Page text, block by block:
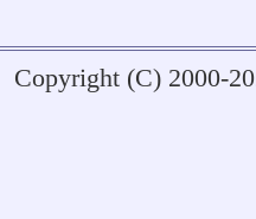
Copyright (C) 2000-